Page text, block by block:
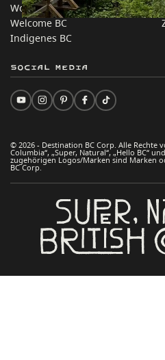
Work BC
Welcome BC
Indigenes BC
© 2026 - Destination BC Corp. Alle
Columbia“, „Super, Natural“, „Hello BC“
zugehörigen Logos/Marken sind Marken
BC Corp.
Social Media